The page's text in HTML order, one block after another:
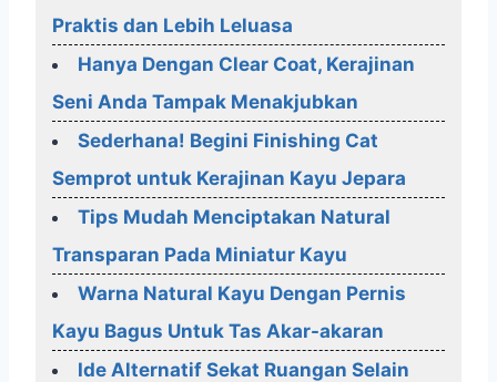
Praktis dan Lebih Leluasa
Hanya Dengan Clear Coat, Kerajinan
Seni Anda Tampak Menakjubkan
Sederhana! Begini Finishing Cat
Semprot untuk Kerajinan Kayu Jepara
Tips Mudah Menciptakan Natural
Transparan Pada Miniatur Kayu
Warna Natural Kayu Dengan Pernis
Kayu Bagus Untuk Tas Akar-akaran
Ide Alternatif Sekat Ruangan Selain